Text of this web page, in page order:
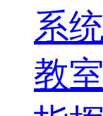
系统
教